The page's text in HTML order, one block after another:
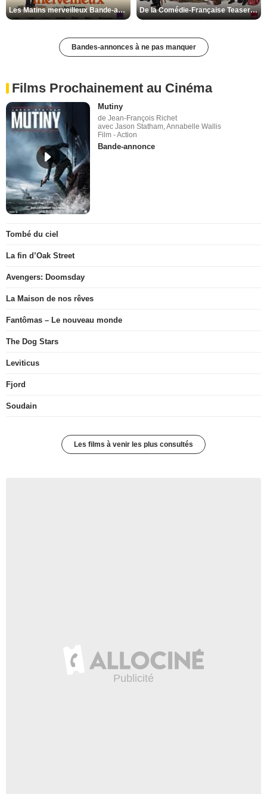
Les Matins merveilleux Bande-annonce VF De la Comédie-Française Teaser VF
Bandes-annonces à ne pas manquer
Films Prochainement au Cinéma
Mutiny
de Jean-François Richet
avec Jason Statham, Annabelle Wallis
Film - Action
Bande-annonce
Tombé du ciel
La fin d’Oak Street
Avengers: Doomsday
La Maison de nos rêves
Fantômas – Le nouveau monde
The Dog Stars
Leviticus
Fjord
Soudain
Les films à venir les plus consultés